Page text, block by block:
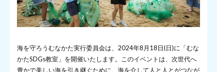
海を守ろうむなかた実行委員会は、2024年8月18日(日)に「むな
かたSDGs教室」を開催いたします。このイベントは、次世代へ
豊かで美しい海を引き継ぐために、海を介して人と人とがつなが